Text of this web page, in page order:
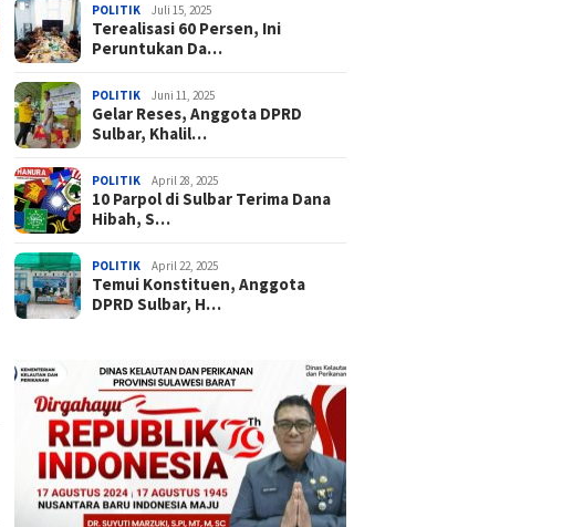
POLITIK Juli 15, 2025
Terealisasi 60 Persen, Ini
Peruntukan Da…
POLITIK Juni 11, 2025
Gelar Reses, Anggota DPRD
Sulbar, Khalil…
POLITIK April 28, 2025
10 Parpol di Sulbar Terima Dana
Hibah, S…
POLITIK April 22, 2025
Temui Konstituen, Anggota
DPRD Sulbar, H…